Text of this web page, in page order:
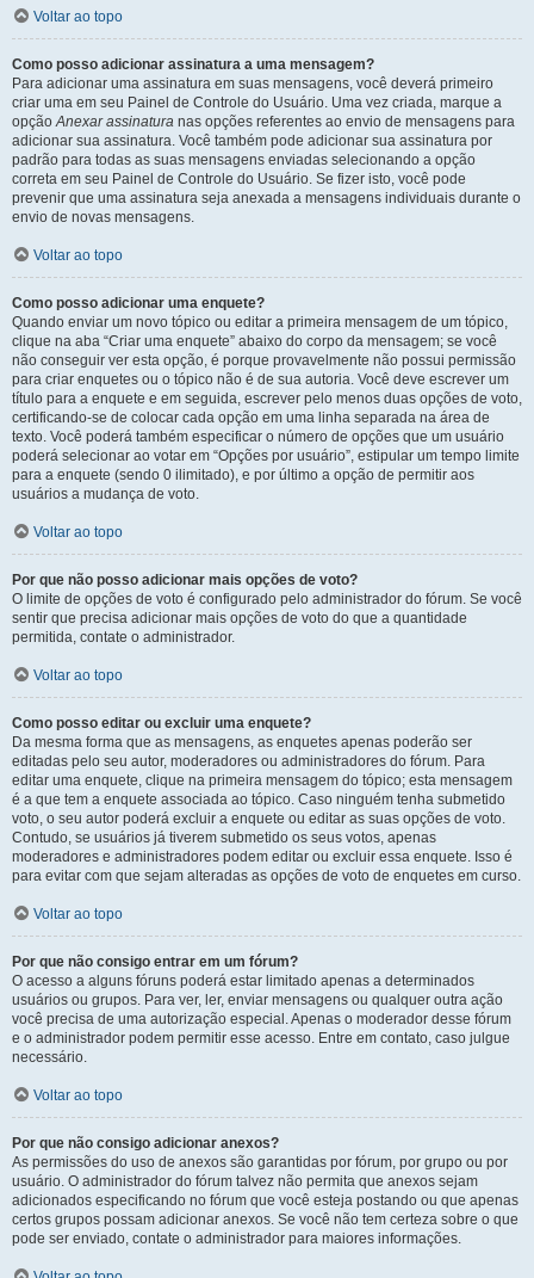
Voltar ao topo
Como posso adicionar assinatura a uma mensagem?
Para adicionar uma assinatura em suas mensagens, você deverá primeiro
criar uma em seu Painel de Controle do Usuário. Uma vez criada, marque a
opçãoAnexar assinatura nas opções referentes ao envio de mensagens para
adicionar sua assinatura. Você também pode adicionar sua assinatura por
padrão para todas as suas mensagens enviadas selecionando a opção
correta em seu Painel de Controle do Usuário. Se fizer isto, você pode
prevenir que uma assinatura seja anexada a mensagens individuais durante o
envio de novas mensagens.
Voltar ao topo
Como posso adicionar uma enquete?
Quando enviar um novo tópico ou editar a primeira mensagem de um tópico,
clique na aba “Criar uma enquete” abaixo do corpo da mensagem; se você
não conseguir ver esta opção, é porque provavelmente não possui permissão
para criar enquetes ou o tópico não é de sua autoria. Você deve escrever um
título para a enquete e em seguida, escrever pelo menos duas opções de voto,
certificando-se de colocar cada opção em uma linha separada na área de
texto. Você poderá também especificar o número de opções que um usuário
poderá selecionar ao votar em “Opções por usuário”, estipular um tempo limite
para a enquete (sendo 0 ilimitado), e por último a opção de permitir aos
usuários a mudança de voto.
Voltar ao topo
Por que não posso adicionar mais opções de voto?
O limite de opções de voto é configurado pelo administrador do fórum. Se você
sentir que precisa adicionar mais opções de voto do que a quantidade
permitida, contate o administrador.
Voltar ao topo
Como posso editar ou excluir uma enquete?
Da mesma forma que as mensagens, as enquetes apenas poderão ser
editadas pelo seu autor, moderadores ou administradores do fórum. Para
editar uma enquete, clique na primeira mensagem do tópico; esta mensagem
é a que tem a enquete associada ao tópico. Caso ninguém tenha submetido
voto, o seu autor poderá excluir a enquete ou editar as suas opções de voto.
Contudo, se usuários já tiverem submetido os seus votos, apenas
moderadores e administradores podem editar ou excluir essa enquete. Isso é
para evitar com que sejam alteradas as opções de voto de enquetes em curso.
Voltar ao topo
Por que não consigo entrar em um fórum?
O acesso a alguns fóruns poderá estar limitado apenas a determinados
usuários ou grupos. Para ver, ler, enviar mensagens ou qualquer outra ação
você precisa de uma autorização especial. Apenas o moderador desse fórum
e o administrador podem permitir esse acesso. Entre em contato, caso julgue
necessário.
Voltar ao topo
Por que não consigo adicionar anexos?
As permissões do uso de anexos são garantidas por fórum, por grupo ou por
usuário. O administrador do fórum talvez não permita que anexos sejam
adicionados especificando no fórum que você esteja postando ou que apenas
certos grupos possam adicionar anexos. Se você não tem certeza sobre o que
pode ser enviado, contate o administrador para maiores informações.